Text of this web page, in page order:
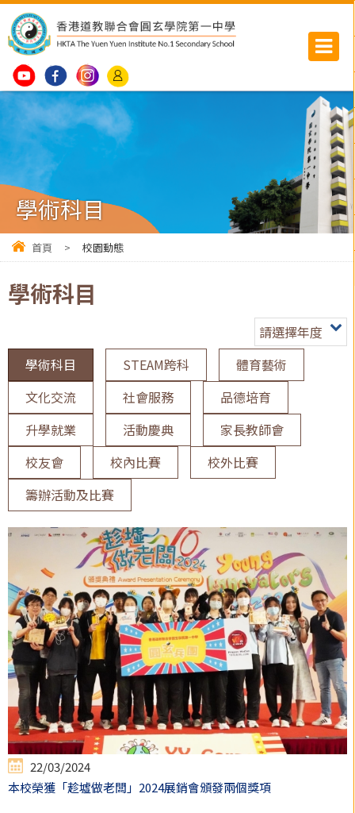
學術科目
首頁 > 校園動態
學術科目
請選擇年度
學術科目
STEAM跨科
體育藝術
文化交流
社會服務
品德培育
升學就業
活動慶典
家長教師會
校友會
校內比賽
校外比賽
籌辦活動及比賽
22/03/2024
本校榮獲「趁墟做老闆」2024展銷會頒發兩個獎項